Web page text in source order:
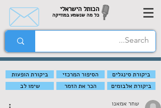
הכותל הישראלי
כל מה שנשמע במוזיקה
ביקורת הופעות הסיפור המרכזי
ביקורת סינגלים
שימו לב
הכר את הזמר ביקורת אלבומים
שחר אמאנו